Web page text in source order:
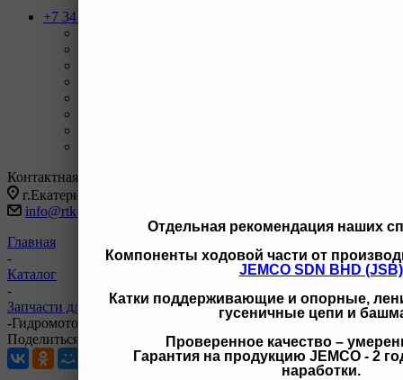
Отдельная рекомендация наших
Компоненты ходовой части от
JEMCO SDN BHD (JSB)
Катки поддерживающие и опорные,
гусеничные цепи и
Проверенное качество –
Гарантия на продукцию JEMCO - 2
наработки.
+7 343 247-83-62
Контактная информация
г.Екатеринбург, ул Черняховского 86 корп 9/3
info@rtk-parts.ru
Главная
-
Каталог
-
Запчасти для буровых станков KAISHAN
-Гидромотор вращателя KAISHAN SMKT-10 J2K-245 J2K-245
Поделиться